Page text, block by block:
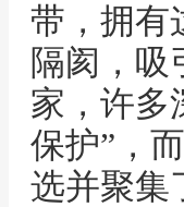
带，拥有
隔阂，吸
家，许多
保护”，
选并聚集